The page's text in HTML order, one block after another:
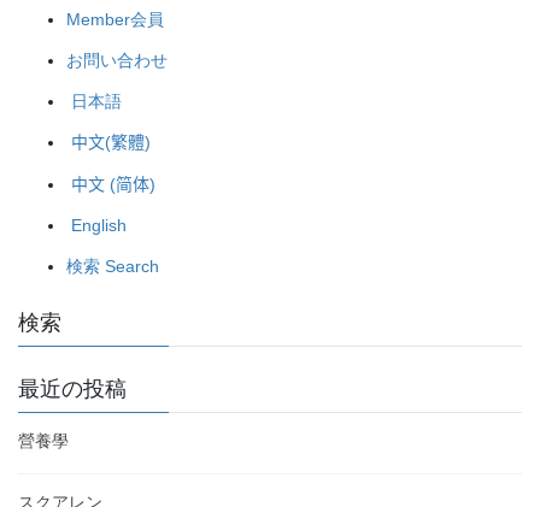
Member会員
お問い合わせ
日本語
中文(繁體)
中文 (简体)
English
検索 Search
検索
最近の投稿
營養學
スクアレン